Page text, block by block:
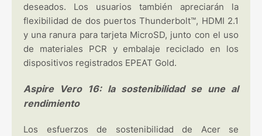
deseados. Los usuarios también apreciarán la
flexibilidad de dos puertos Thunderbolt™, HDMI 2.1
y una ranura para tarjeta MicroSD, junto con el uso
de materiales PCR y embalaje reciclado en los
dispositivos registrados EPEAT Gold.
Aspire Vero 16: la sostenibilidad se une al
rendimiento
Los esfuerzos de sostenibilidad de Acer se